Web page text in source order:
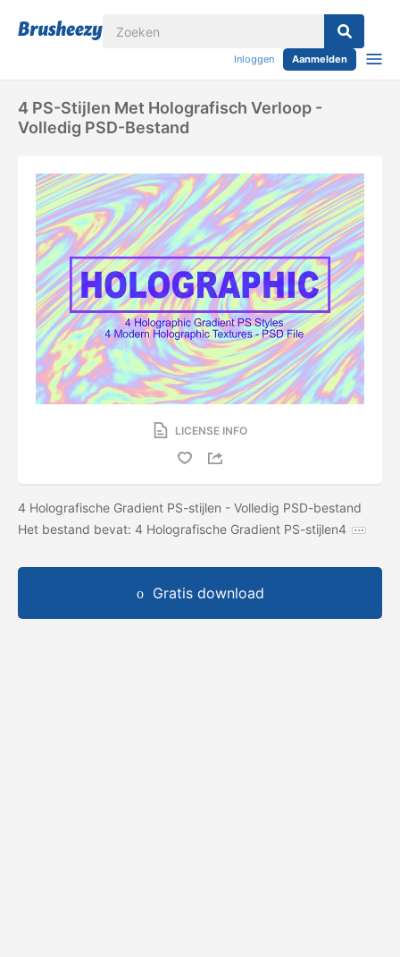
Inloggen Aanmelden
4 PS-Stijlen Met Holografisch Verloop -
Volledig PSD-Bestand
LICENSE INFO
4 Holografische Gradient PS-stijlen - Volledig PSD-bestand
Het bestand bevat: 4 Holografische Gradient PS-stijlen4
Gratis download